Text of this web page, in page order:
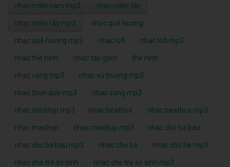
nhạc miền nam mp3 nhạc miền tây
nhạc miền tây mp3 nhạc quê hương
nhạc quê hương mp3 nhạc lofi nhạc lofi mp3
nhac the hinh nhac tap gym the hinh
nhac vang mp3 nhac vu truong mp3
nhac thon que mp3 nhac song mp3
nhac nonstop mp3 nhac beatbox nhac beatbox mp3
nhạc mashup nhạc mashup mp3 nhac cho ba bau
nhac cho ba bau mp3 nhac cho be nhac cho be mp3
nhac cho tre so sinh nhac cho tre so sinh mp3